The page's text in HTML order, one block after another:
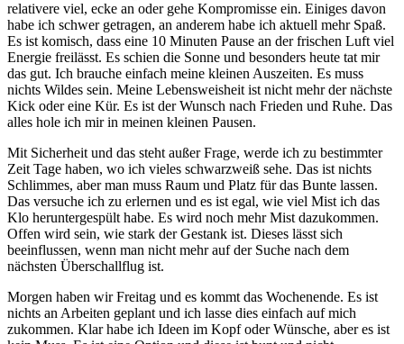
relativere viel, ecke an oder gehe Kompromisse ein. Einiges davon
habe ich schwer getragen, an anderem habe ich aktuell mehr Spaß.
Es ist komisch, dass eine 10 Minuten Pause an der frischen Luft viel
Energie freilässt. Es schien die Sonne und besonders heute tat mir
das gut. Ich brauche einfach meine kleinen Auszeiten. Es muss
nichts Wildes sein. Meine Lebensweisheit ist nicht mehr der nächste
Kick oder eine Kür. Es ist der Wunsch nach Frieden und Ruhe. Das
alles hole ich mir in meinen kleinen Pausen.
Mit Sicherheit und das steht außer Frage, werde ich zu bestimmter
Zeit Tage haben, wo ich vieles schwarzweiß sehe. Das ist nichts
Schlimmes, aber man muss Raum und Platz für das Bunte lassen.
Das versuche ich zu erlernen und es ist egal, wie viel Mist ich das
Klo heruntergespült habe. Es wird noch mehr Mist dazukommen.
Offen wird sein, wie stark der Gestank ist. Dieses lässt sich
beeinflussen, wenn man nicht mehr auf der Suche nach dem
nächsten Überschallflug ist.
Morgen haben wir Freitag und es kommt das Wochenende. Es ist
nichts an Arbeiten geplant und ich lasse dies einfach auf mich
zukommen. Klar habe ich Ideen im Kopf oder Wünsche, aber es ist